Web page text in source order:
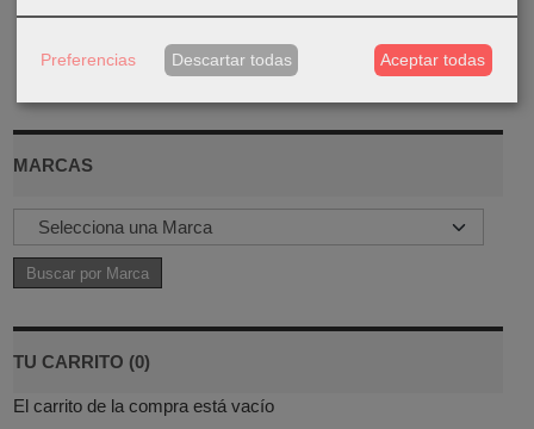
MARCAS
TU CARRITO (0)
El carrito de la compra está vacío
Preferencias Descartar todas Aceptar todas